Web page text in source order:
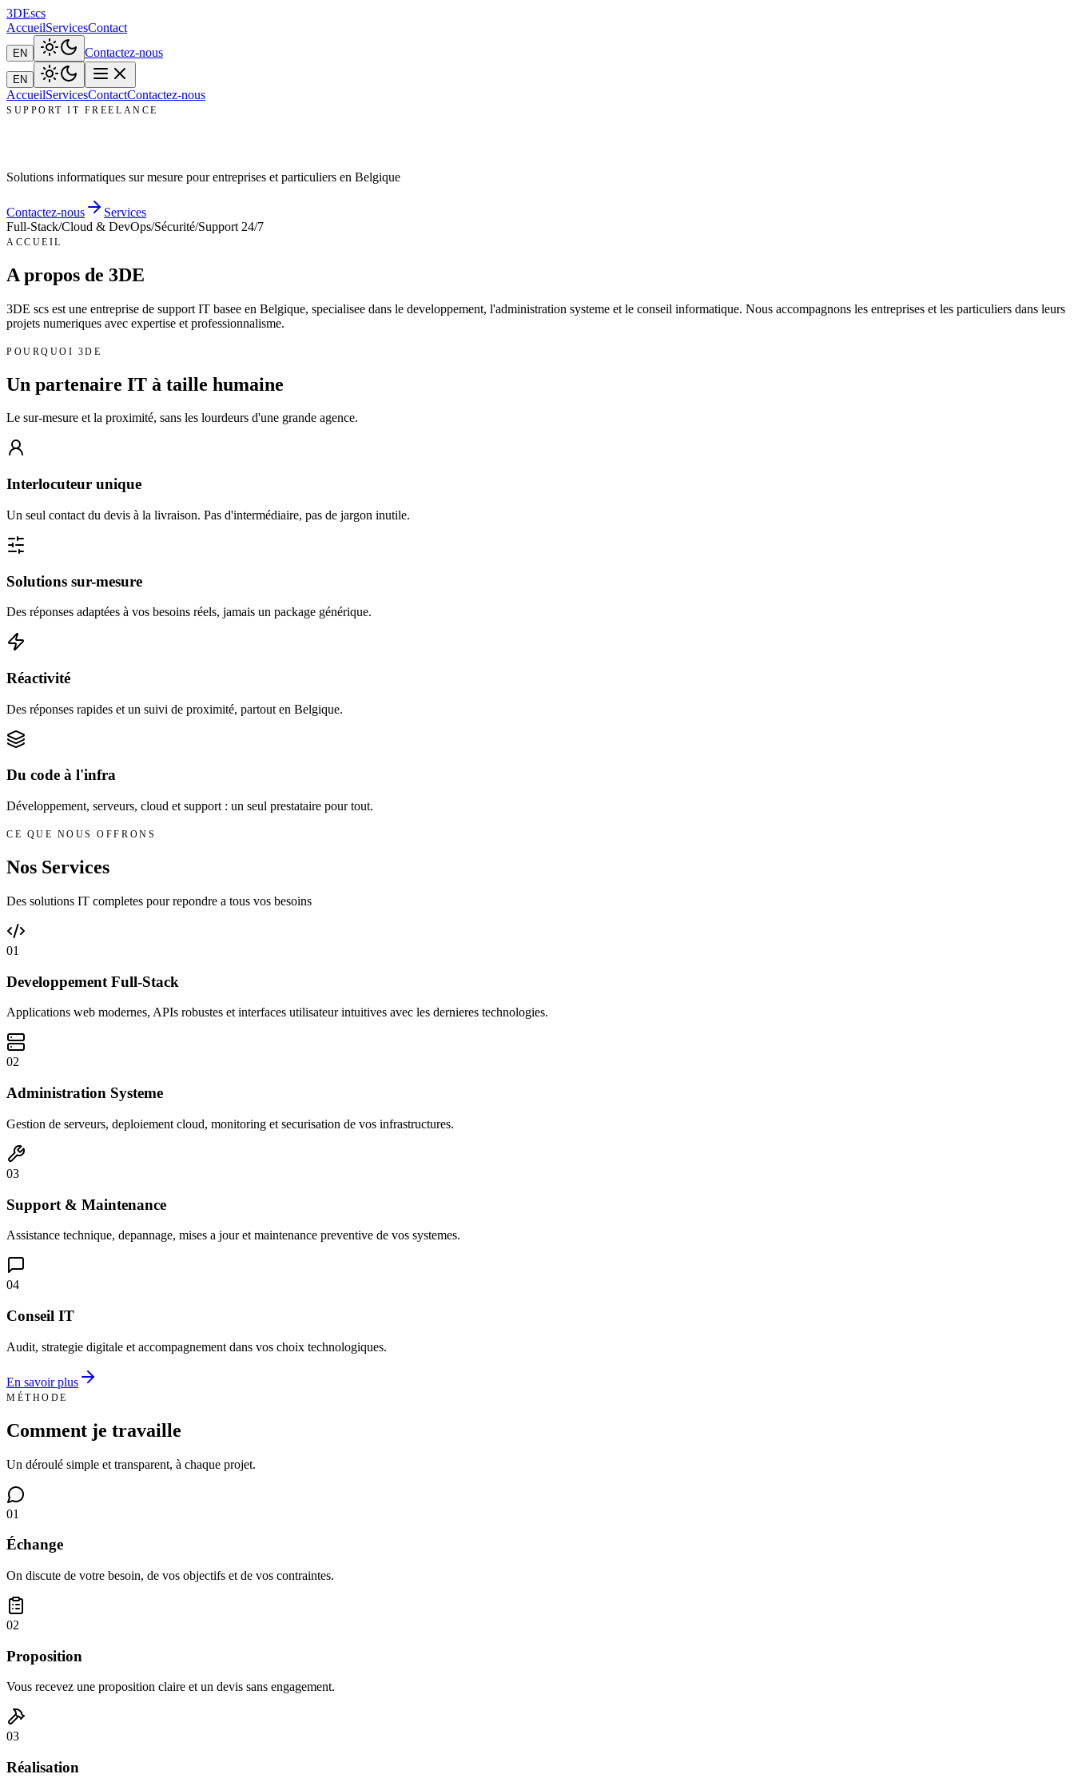
3DEscs
AccueilServicesContact
EN Contactez-nous
EN
AccueilServicesContactContactez-nous
SUPPORT IT FREELANCE
Solutions informatiques sur mesure pour entreprises et particuliers en Belgique
Contactez-nous
Services
Full-Stack/Cloud & DevOps/Sécurité/Support 24/7
ACCUEIL
A propos de 3DE
3DE scs est une entreprise de support IT basee en Belgique, specialisee dans le developpement, l'administration systeme et le conseil informatique. Nous accompagnons les entreprises et les particuliers dans leurs
projets numeriques avec expertise et professionnalisme.
POURQUOI 3DE
Un partenaire IT à taille humaine
Le sur-mesure et la proximité, sans les lourdeurs d'une grande agence.
Interlocuteur unique
Un seul contact du devis à la livraison. Pas d'intermédiaire, pas de jargon inutile.
Solutions sur-mesure
Des réponses adaptées à vos besoins réels, jamais un package générique.
Réactivité
Des réponses rapides et un suivi de proximité, partout en Belgique.
Du code à l'infra
Développement, serveurs, cloud et support : un seul prestataire pour tout.
CE QUE NOUS OFFRONS
Nos Services
Des solutions IT completes pour repondre a tous vos besoins
01
Developpement Full-Stack
Applications web modernes, APIs robustes et interfaces utilisateur intuitives avec les dernieres technologies.
02
Administration Systeme
Gestion de serveurs, deploiement cloud, monitoring et securisation de vos infrastructures.
03
Support & Maintenance
Assistance technique, depannage, mises a jour et maintenance preventive de vos systemes.
04
Conseil IT
Audit, strategie digitale et accompagnement dans vos choix technologiques.
En savoir plus
MÉTHODE
Comment je travaille
Un déroulé simple et transparent, à chaque projet.
01
Échange
On discute de votre besoin, de vos objectifs et de vos contraintes.
02
Proposition
Vous recevez une proposition claire et un devis sans engagement.
03
Réalisation